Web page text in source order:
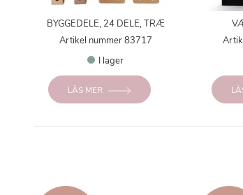
BYGGEDELE, 24 DELE, TRÆ
Artikel nummer 83717
I lager
LÄS MER